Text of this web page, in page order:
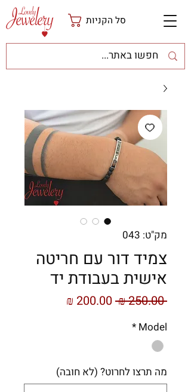
סל הקניות
מק"ט: 043
צמיד דור עם חריטה
אישית בעבודת יד
‏250.00 ‏₪
מחיר
Model
*
מה תרצו לחרוט? (לא חובה)